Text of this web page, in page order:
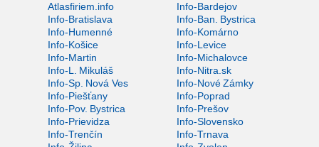
Atlasfiriem.info
Info-Bardejov
Info-Bratislava
Info-Ban. Bystrica
Info-Humenné
Info-Komárno
Info-Košice
Info-Levice
Info-Martin
Info-Michalovce
Info-L. Mikuláš
Info-Nitra.sk
Info-Sp. Nová Ves
Info-Nové Zámky
Info-Piešťany
Info-Poprad
Info-Pov. Bystrica
Info-Prešov
Info-Prievidza
Info-Slovensko
Info-Trenčín
Info-Trnava